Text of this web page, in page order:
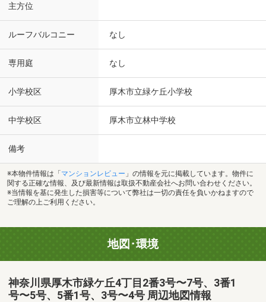
主方位
ルーフバルコニー なし
専用庭 なし
小学校区 厚木市立緑ケ丘小学校
中学校区 厚木市立林中学校
備考
※本物件情報は「 マンションレビュー 」の情報を元に掲載しています。物件に
関する正確な情報、及び最新情報は取扱不動産会社へお問い合わせください。
※当情報を基に発生した損害等について弊社は一切の責任を負いかねますので
ご理解の上ご利用ください。
地図･環境
神奈川県厚木市緑ケ丘4丁目2番3号〜7号、3番1
号〜5号、5番1号、3号〜4号 周辺地図情報